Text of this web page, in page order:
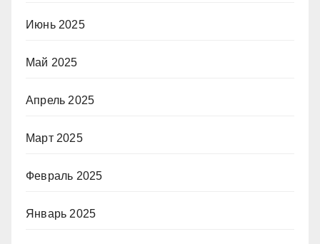
Июнь 2025
Май 2025
Апрель 2025
Март 2025
Февраль 2025
Январь 2025